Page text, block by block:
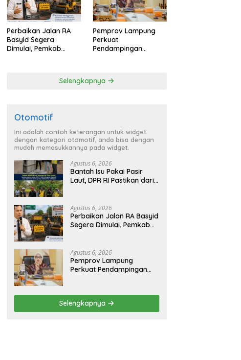
Perbaikan Jalan RA
Basyid Segera
Dimulai, Pemkab
Pemprov Lampung
Perkuat
Pendampingan
Selengkapnya
Otomotif
Ini adalah contoh keterangan untuk widget
dengan kategori otomotif, anda bisa dengan
mudah memasukkannya pada widget.
Agustus 6, 2026
Bantah Isu Pakai Pasir
Laut, DPR RI Pastikan dari
Sejati Sudah Sesuai
Spesifikasi
Agustus 6, 2026
Perbaikan Jalan RA Basyid
Segera Dimulai, Pemkab
Aman dan Nyaman
Agustus 6, 2026
Pemprov Lampung
Perkuat Pendampingan
Tanggamus
Selengkapnya